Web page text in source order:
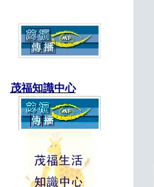
茂福知識中心